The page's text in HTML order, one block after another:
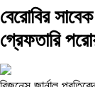
বেরোবির
গ্রেফতারি